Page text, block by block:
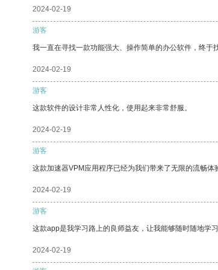
2024-02-19
游客
我一直在寻找一款功能强大、操作简单的办公软件，终于
2024-02-19
游客
这款软件的设计非常人性化，使用起来非常舒服。
2024-02-19
游客
这款加速器VPM应用程序已经为我们带来了无限的流畅体
2024-02-19
游客
这款app是我学习路上的良师益友，让我能够随时随地学
2024-02-19